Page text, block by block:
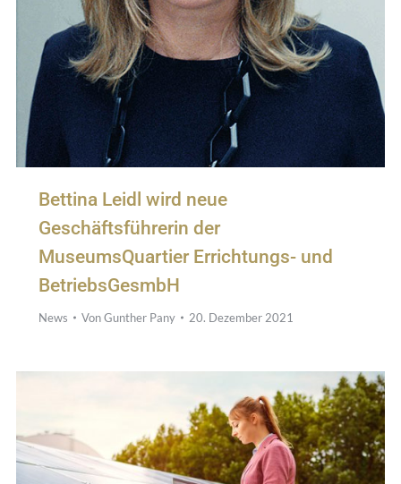
Bettina Leidl wird neue
Geschäftsführerin der
MuseumsQuartier Errichtungs- und
BetriebsGesmbH
News VonGunther Pany 20. Dezember 2021